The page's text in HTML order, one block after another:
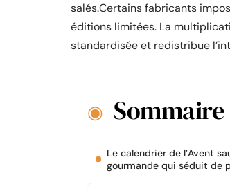
salés.Certains fabricants
éditions limitées. La
standardisée et redistribue
Sommaire
Le calendrier de l’Avent
gourmande qui séduit de